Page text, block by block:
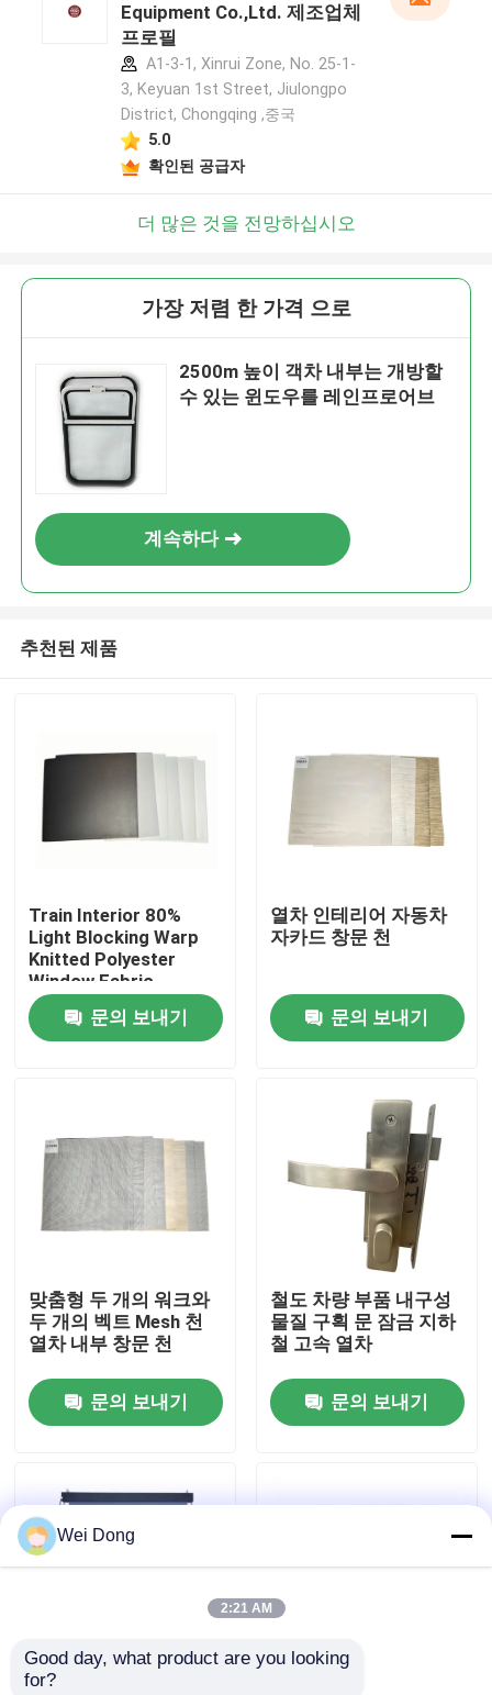
우리 에 관한 것
품질 관리
저희와 연락
사건
인용 을 요청 하십시오
Equipment Co.,Ltd. 제조업체
프로필
A1-3-1, Xinrui Zone, No. 25-1-
3, Keyuan 1st Street, Jiulongpo
District, Chongqing ,중국
5.0
확인된 공급자
더 많은 것을 전망하십시오
가장 저렴 한 가격 으로
2500m 높이 객차 내부는 개방할
수 있는 윈도우를 레인프로어브
계속하다
추천된 제품
Train Interior 80%
Light Blocking Warp
Knitted Polyester
Window Fabric
문의 보내기
열차 인테리어 자동차
자카드 창문 천
문의 보내기
맞춤형 두 개의 워크와
두 개의 벡트 Mesh 천
열차 내부 창문 천
문의 보내기
철도 차량 부품 내구성
물질 구획 문 잠금 지하
철 고속 열차
문의 보내기
알루미늄 합금 프레임
Wei Dong
2:21 AM
Good day, what product are you looking
for?